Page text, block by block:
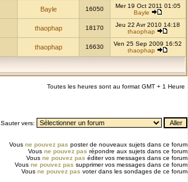
Bayle 16050
Mer 19 Oct 2011 01:05
Bayle
thaophap 18170
Jeu 22 Avr 2010 14:18
thaophap
thaophap 16630
Ven 25 Sep 2009 16:52
thaophap
Toutes les heures sont au format GMT + 1 Heure
Sauter vers:
Vous ne pouvez pas poster de nouveaux sujets dans ce forum
Vous ne pouvez pas répondre aux sujets dans ce forum
Vous ne pouvez pas éditer vos messages dans ce forum
Vous ne pouvez pas supprimer vos messages dans ce forum
Vous ne pouvez pas voter dans les sondages de ce forum